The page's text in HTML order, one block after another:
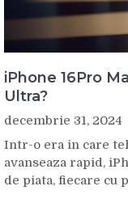
iPhone 16Pro
Ultra?
decembrie 31, 2024
Intr-o era in care
avanseaza rapid,
de piata, fiecare cu